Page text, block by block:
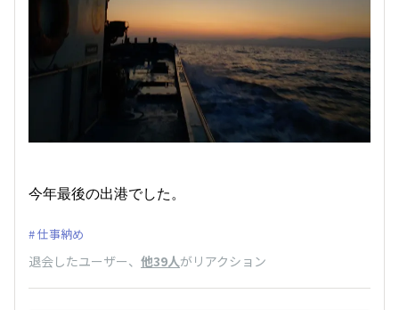
今年最後の出港でした。
仕事納め
退会したユーザー、 他39人がリアクション